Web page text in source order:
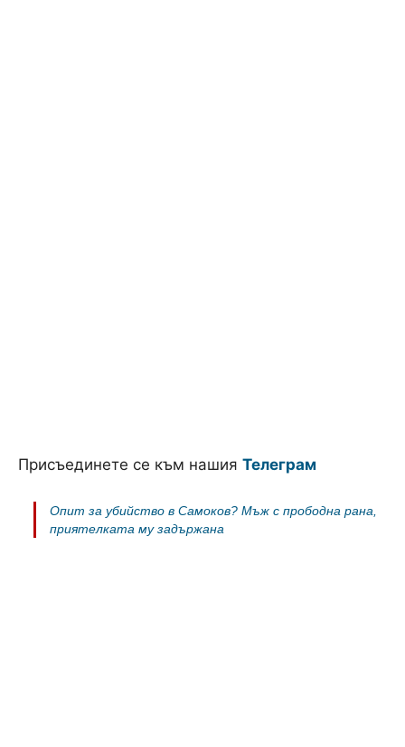
Присъединете се към нашия Телеграм
Опит за убийство в Самоков? Мъж с прободна рана,
приятелката му задържана